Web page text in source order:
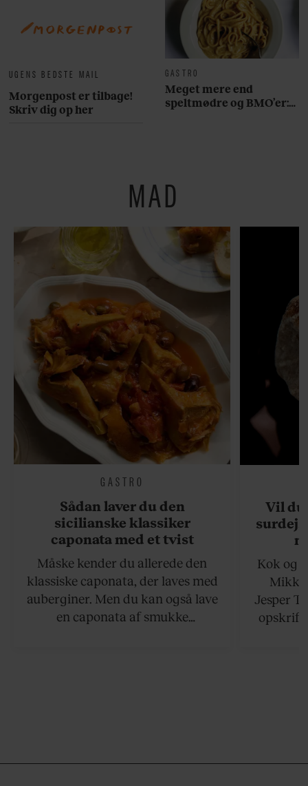
UGENS BEDSTE MAIL
Morgenpost er tilbage!
Skriv dig op her
GASTRO
Meget mere end
speltmødre og BMO’er:
MAD
GASTRO
Sådan laver du den
sicilianske klassiker
caponata med et tvist
Måske kender du allerede den
klassiske caponata, der laves med
auberginer. Men du kan også lave
en caponata af smukke
Vil du
Kok og
Jesper
opskrift